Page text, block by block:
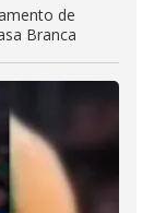
de
Branca